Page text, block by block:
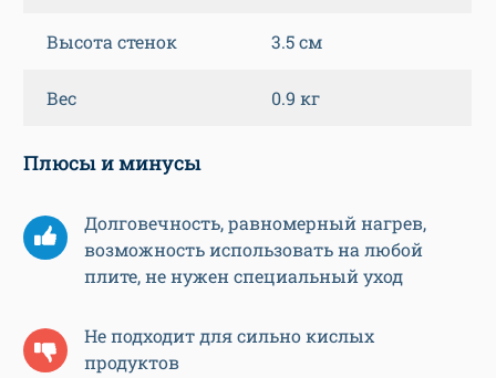
Высота стенок 3.5 см
Вес 0.9 кг
Плюсы и минусы
Долговечность, равномерный нагрев,
возможность использовать на любой
плите, не нужен специальный уход
Не подходит для сильно кислых
продуктов